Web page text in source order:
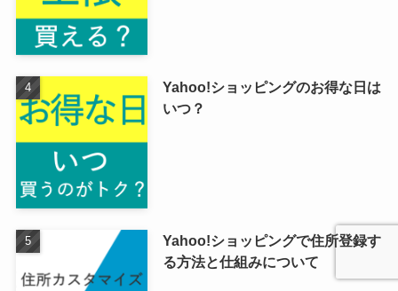
Yahoo!ショッピングのお得な日は
いつ？
Yahoo!ショッピングで住所登録す
る方法と仕組みについて